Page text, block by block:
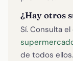
¿Hay otros
Sí. Consulta el
de todos ellos.